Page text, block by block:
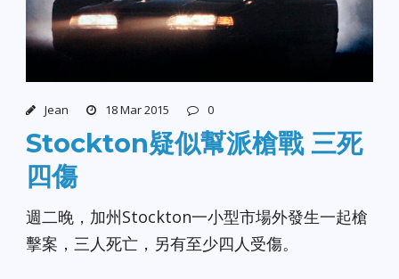
Jean 18 Mar 2015 0
Stockton疑似幫派槍戰 三死
四傷
週二晚，加州Stockton一小型市場外發生一起槍
擊案，三人死亡，另有至少四人受傷。